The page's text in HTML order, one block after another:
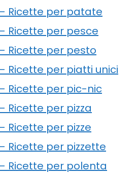
Ricette per patate
Ricette per pesce
Ricette per pesto
Ricette per piatti unici
Ricette per pic-nic
Ricette per pizza
Ricette per pizze
Ricette per pizzette
Ricette per polenta